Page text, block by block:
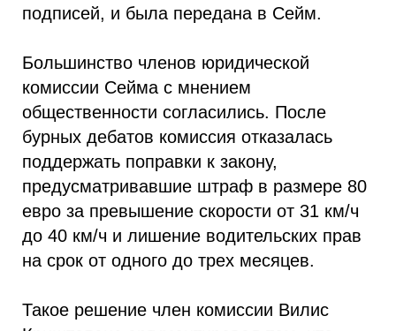
подписей, и была передана в Сейм.
Большинство членов юридической
комиссии Сейма с мнением
общественности согласились. После
бурных дебатов комиссия отказалась
поддержать поправки к закону,
предусматривавшие штраф в размере 80
евро за превышение скорости от 31 км/ч
до 40 км/ч и лишение водительских прав
на срок от одного до трех месяцев.
Такое решение член комиссии Вилис